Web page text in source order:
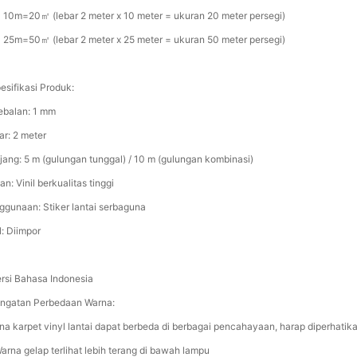
10m=20㎡ (lebar 2 meter x 10 meter = ukuran 20 meter persegi)
25m=50㎡ (lebar 2 meter x 25 meter = ukuran 50 meter persegi)
Produk:
1 mm
2 meter
5 m (gulungan tunggal) / 10 m (gulungan kombinasi)
Vinil berkualitas tinggi
Stiker lantai serbaguna
Diimpor
Bahasa Indonesia
Perbedaan Warna:
karpet vinyl lantai dapat berbeda di berbagai pencahayaan, harap
gelap terlihat lebih terang di bawah lampu